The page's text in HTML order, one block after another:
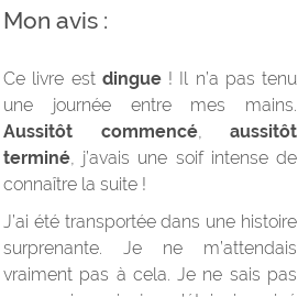
Mon avis :
Ce livre est dingue! Il n’a pas tenu
une journée entre mes mains.
Aussitôt commencé, aussitôt
terminé , j’avais une soif intense de
connaître la suite !
J’ai été transportée dans une histoire
surprenante. Je ne m’attendais
vraiment pas à cela. Je ne sais pas